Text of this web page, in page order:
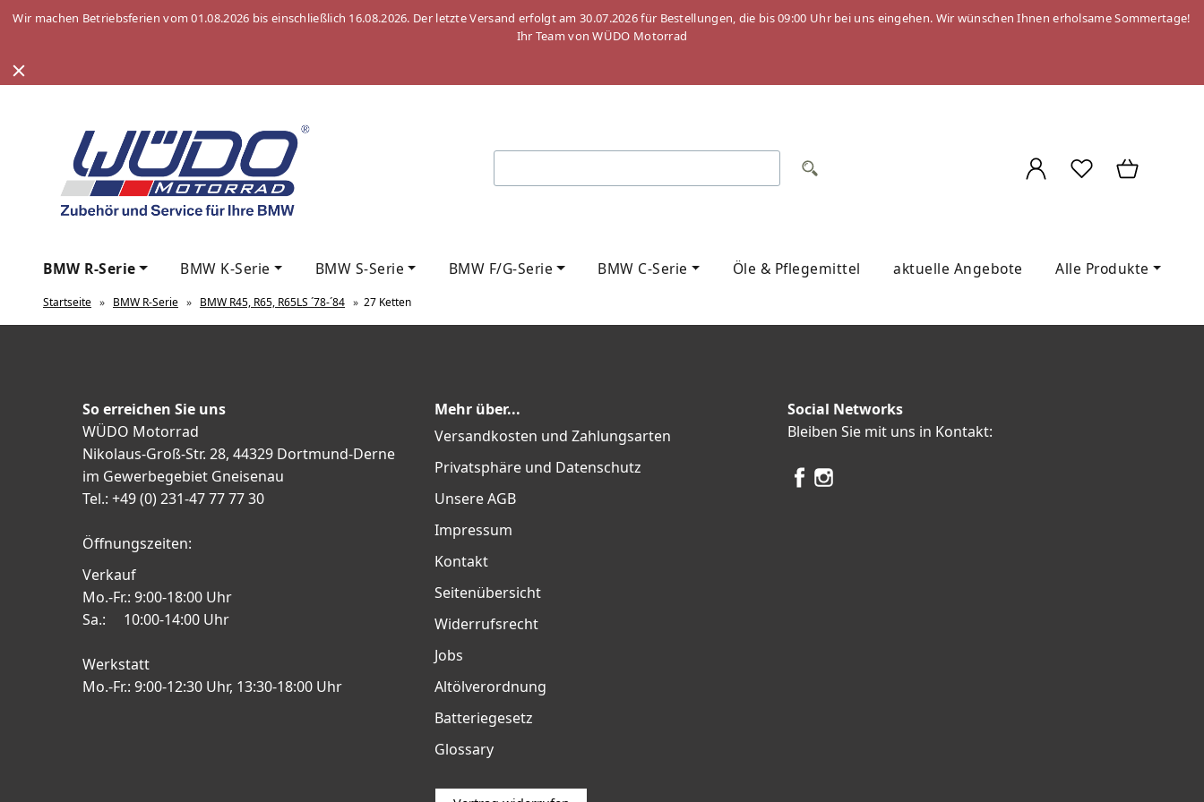
Wir machen Betriebsferien vom 01.08.2026 bis einschließlich 16.08.2026. Der letzte Versand erfolgt am 30.07.2026 für Bestellungen, die bis 09:00 Uhr bei uns eingehen. Wir wünschen Ihnen erholsame Sommertage!
Ihr Team von WÜDO Motorrad
BMW R-Serie BMW K-Serie BMW S-Serie BMW F/G-Serie BMW C-Serie Öle & Pflegemittel aktuelle Angebote Alle Produkte
Startseite » BMW R-Serie » BMW R45, R65, R65LS ´78-´84 » 27 Ketten
So erreichen Sie uns
WÜDO Motorrad
Nikolaus-Groß-Str. 28, 44329 Dortmund-Derne
im Gewerbegebiet Gneisenau
Tel.: +49 (0) 231-47 77 77 30
Öffnungszeiten:
Verkauf
Mo.-Fr.: 9:00-18:00 Uhr
Sa.: 10:00-14:00 Uhr
Werkstatt
Mo.-Fr.: 9:00-12:30 Uhr, 13:30-18:00 Uhr
Mehr über...
Versandkosten und Zahlungsarten
Privatsphäre und Datenschutz
Unsere AGB
Impressum
Kontakt
Seitenübersicht
Widerrufsrecht
Jobs
Altölverordnung
Batteriegesetz
Glossary
Social Networks
Bleiben Sie mit uns in Kontakt: